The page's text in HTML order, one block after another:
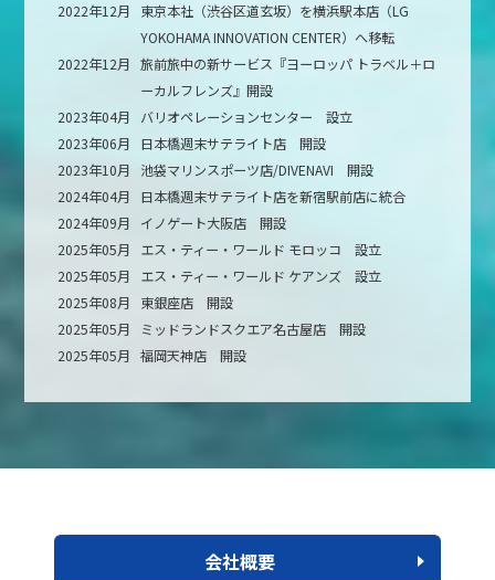
2022年12月
東京本社（渋谷区道玄坂）を横浜駅本店（LG
YOKOHAMA INNOVATION CENTER）へ移転
2022年12月 旅前旅中の新サービス『ヨーロッパ トラベル＋ロ
ーカルフレンズ』開設
2023年04月
バリオペレーションセンター 設立
2023年06月
日本橋週末サテライト店 開設
2023年10月
池袋マリンスポーツ店/DIVENAVI 開設
2024年04月
日本橋週末サテライト店を新宿駅前店に統合
2024年09月
イノゲート大阪店 開設
2025年05月
エス・ティー・ワールド モロッコ 設立
2025年05月
エス・ティー・ワールド ケアンズ 設立
2025年08月
東銀座店 開設
2025年05月
ミッドランドスクエア名古屋店 開設
2025年05月 福岡天神店 開設
会社概要